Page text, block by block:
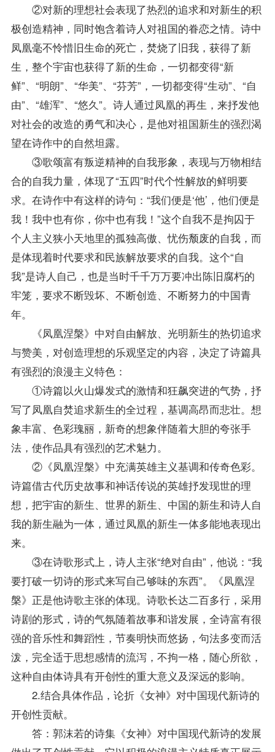
②对新的理想社会表现了热烈的追求和对新生的积
极创造精神，同时饱含着诗人对祖国的眷恋之情。诗中
凤凰毫不怜惜旧生命的死亡，焚烧了旧我，获得了新
生，整个宇宙也获得了新的生命，一切都变得“新
鲜”、“明朗”、“华美”、“芬芳”，一切都变得“生动”、“自
由”、“雄浑”、“悠久”。诗人通过凤凰的再生，来抒发他
对社会的改造的勇气和决心，是他对祖国新生的强烈渴
望在诗作中的自然坦露。
③歌颂富有叛逆精神的自我形象，表现与万物相结
合的自我力量，体现了“五四”时代个性解放的鲜明要
求。在诗作中有这样的诗句：“我们便是‘他’，他们便是
我！我中也有你，你中也有我！”这个自我不是拘囚于
个人主义狭小天地里的孤独高傲、忧伤颓废的自我，而
是体现着时代要求和民族解放要求的自我。这个“自
我”是诗人自己，也是当时千千万万要冲出陈旧腐朽的
牢笼，要求不断毁坏、不断创造、不断努力的中国青
年。
《凤凰涅槃》中对自由解放、光明新生的热切追求
与赞美，对创造理想的乐观坚定的内容，决定了诗篇具
有强烈的浪漫主义特色：
①诗篇以火山爆发式的激情和狂飙突进的气势，抒
写了凤凰自焚追求新生的全过程，基调高昂而悲壮。想
象丰富、色彩瑰丽，新奇的想象伴随着大胆的夸张手
法，使作品具有强烈的艺术魅力。
②《凤凰涅槃》中充满英雄主义基调和传奇色彩。
诗篇借古代历史故事和神话传说的英雄抒发现世的理
想，把宇宙的新生、世界的新生、中国的新生和诗人自
我的新生融为一体，通过凤凰的新生一体多能地表现出
来。
③在诗歌形式上，诗人主张“绝对自由”，他说：“我
要打破一切诗的形式来写自己够味的东西”。《凤凰涅
槃》正是他诗歌主张的体现。诗歌长达二百多行，采用
诗剧的形式，诗的气氛随着故事和谐发展，全诗富有很
强的音乐性和舞蹈性，节奏明快而悠扬，句法多变而活
泼，完全适于思想感情的流泻，不拘一格，随心所欲，
这种自由体诗具有开创性的重大意义及深远的影响。
2.结合具体作品，论折《女神》对中国现代新诗的
开创性贡献。
答：郭沫若的诗集《女神》对中国现代新诗的发展